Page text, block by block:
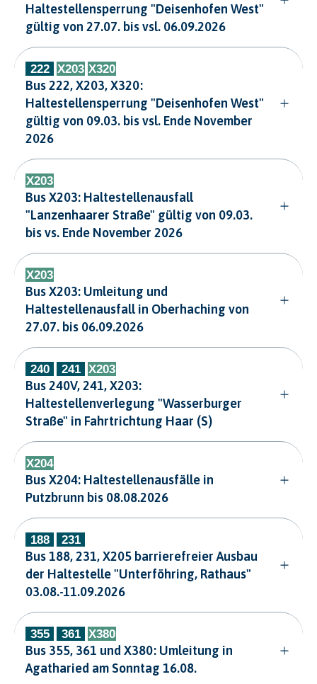
Haltestellensperrung "Deisenhofen West"
gültig von 27.07. bis vsl. 06.09.2026
Bus 222, X203, X320:
Haltestellensperrung "Deisenhofen West"
gültig von 09.03. bis vsl. Ende November
2026
Bus X203: Haltestellenausfall
"Lanzenhaarer Straße" gültig von 09.03.
bis vs. Ende November 2026
Bus X203: Umleitung und
Haltestellenausfall in Oberhaching von
27.07. bis 06.09.2026
Bus 240V, 241, X203:
Haltestellenverlegung "Wasserburger
Straße" in Fahrtrichtung Haar (S)
Bus X204: Haltestellenausfälle in
Putzbrunn bis 08.08.2026
Bus 188, 231, X205 barrierefreier Ausbau
der Haltestelle "Unterföhring, Rathaus"
03.08.-11.09.2026
Bus 355, 361 und X380: Umleitung in
Agatharied am Sonntag 16.08.